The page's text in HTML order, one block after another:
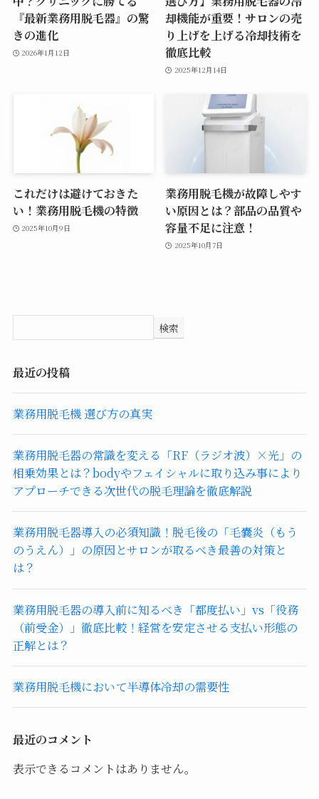
『最新業務用脱毛器』の驚
きの進化
2026年1月12日
却機能が重要！サロンの売
り上げを上げる冷却技術を
徹底比較
2025年12月14日
これだけは避けておきた
い！業務用脱毛機の特徴
2025年10月9日
業務用脱毛機が故障しやす
い原因とは？部品の品質や
容量不足に注意！
2025年10月7日
検索
最近の投稿
業務用脱毛機 選び方の真実
業務用脱毛器の常識を変える「RF（ラジオ波）×光」の
相乗効果とは？bodyやフェイシャルに取り込み事により
アプローチできる次世代の脱毛理論を徹底解説
業務用脱毛器導入の必須知識！脱毛後の「毛嚢炎（もう
のうえん）」の原因とサロンが取るべき最善の対策と
は？
業務用脱毛器の導入前に知るべき「都度払い」vs「役務
（前受金）」徹底比較！経営を安定させる支払い形態の
正解とは？
業務用脱毛機において半導体冷却の需要性
最近のコメント
表示できるコメントはありません。